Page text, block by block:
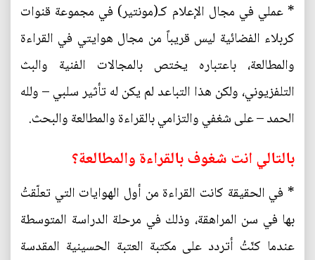
* عملي في مجال الإعلام كـ(مونتير) في مجموعة قنوات
كربلاء الفضائية ليس قريباً من مجال هوايتي في القراءة
والمطالعة، باعتباره يختص بالمجالات الفنية والبث
التلفزيوني، ولكن هذا التباعد لم يكن له تأثير سلبي – ولله
الحمد – على شغفي والتزامي بالقراءة والمطالعة والبحث.
بالتالي انت شغوف بالقراءة والمطالعة؟
* في الحقيقة كانت القراءة من أول الهوايات التي تعلّقتُ
بها في سن المراهقة، وذلك في مرحلة الدراسة المتوسطة
عندما كنّتُ أتردد على مكتبة العتبة الحسينية المقدسة